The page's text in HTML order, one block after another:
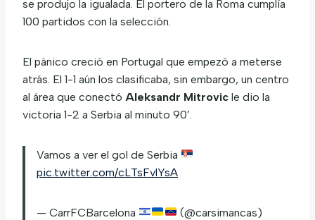
se produjo la igualada. El portero de la Roma cumplía
100 partidos con la selección.
El pánico creció en Portugal que empezó a meterse
atrás. El 1-1 aún los clasificaba, sin embargo, un centro
al área que conectó Aleksandr Mitrovic le dio la
victoria 1-2 a Serbia al minuto 90’.
Vamos a ver el gol de Serbia
pic.twitter.com/cLTsFvlYsA
— CarrFCBarcelona
(@carsimancas)